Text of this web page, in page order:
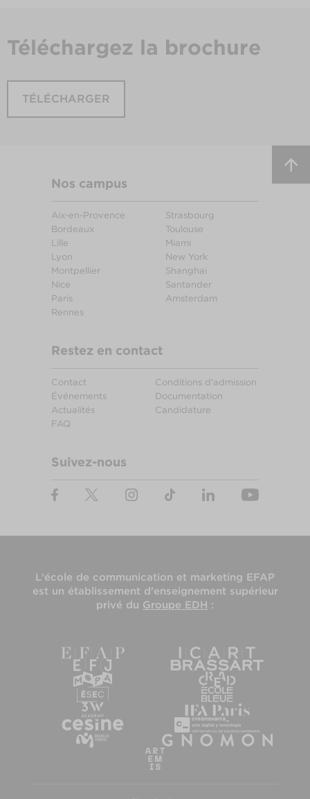
Téléchargez la brochure
TÉLÉCHARGER
Nos campus
Aix-en-Provence
Bordeaux
Lille
Lyon
Montpellier
Nice
Paris
Rennes
Strasbourg
Toulouse
Miami
New York
Shanghai
Santander
Amsterdam
Restez en contact
Contact
Événements
Actualités
FAQ
Conditions d'admission
Documentation
Candidature
Suivez-nous
L'école de communication et marketing EFAP
est un établissement d'enseignement supérieur
privé du Groupe EDH :